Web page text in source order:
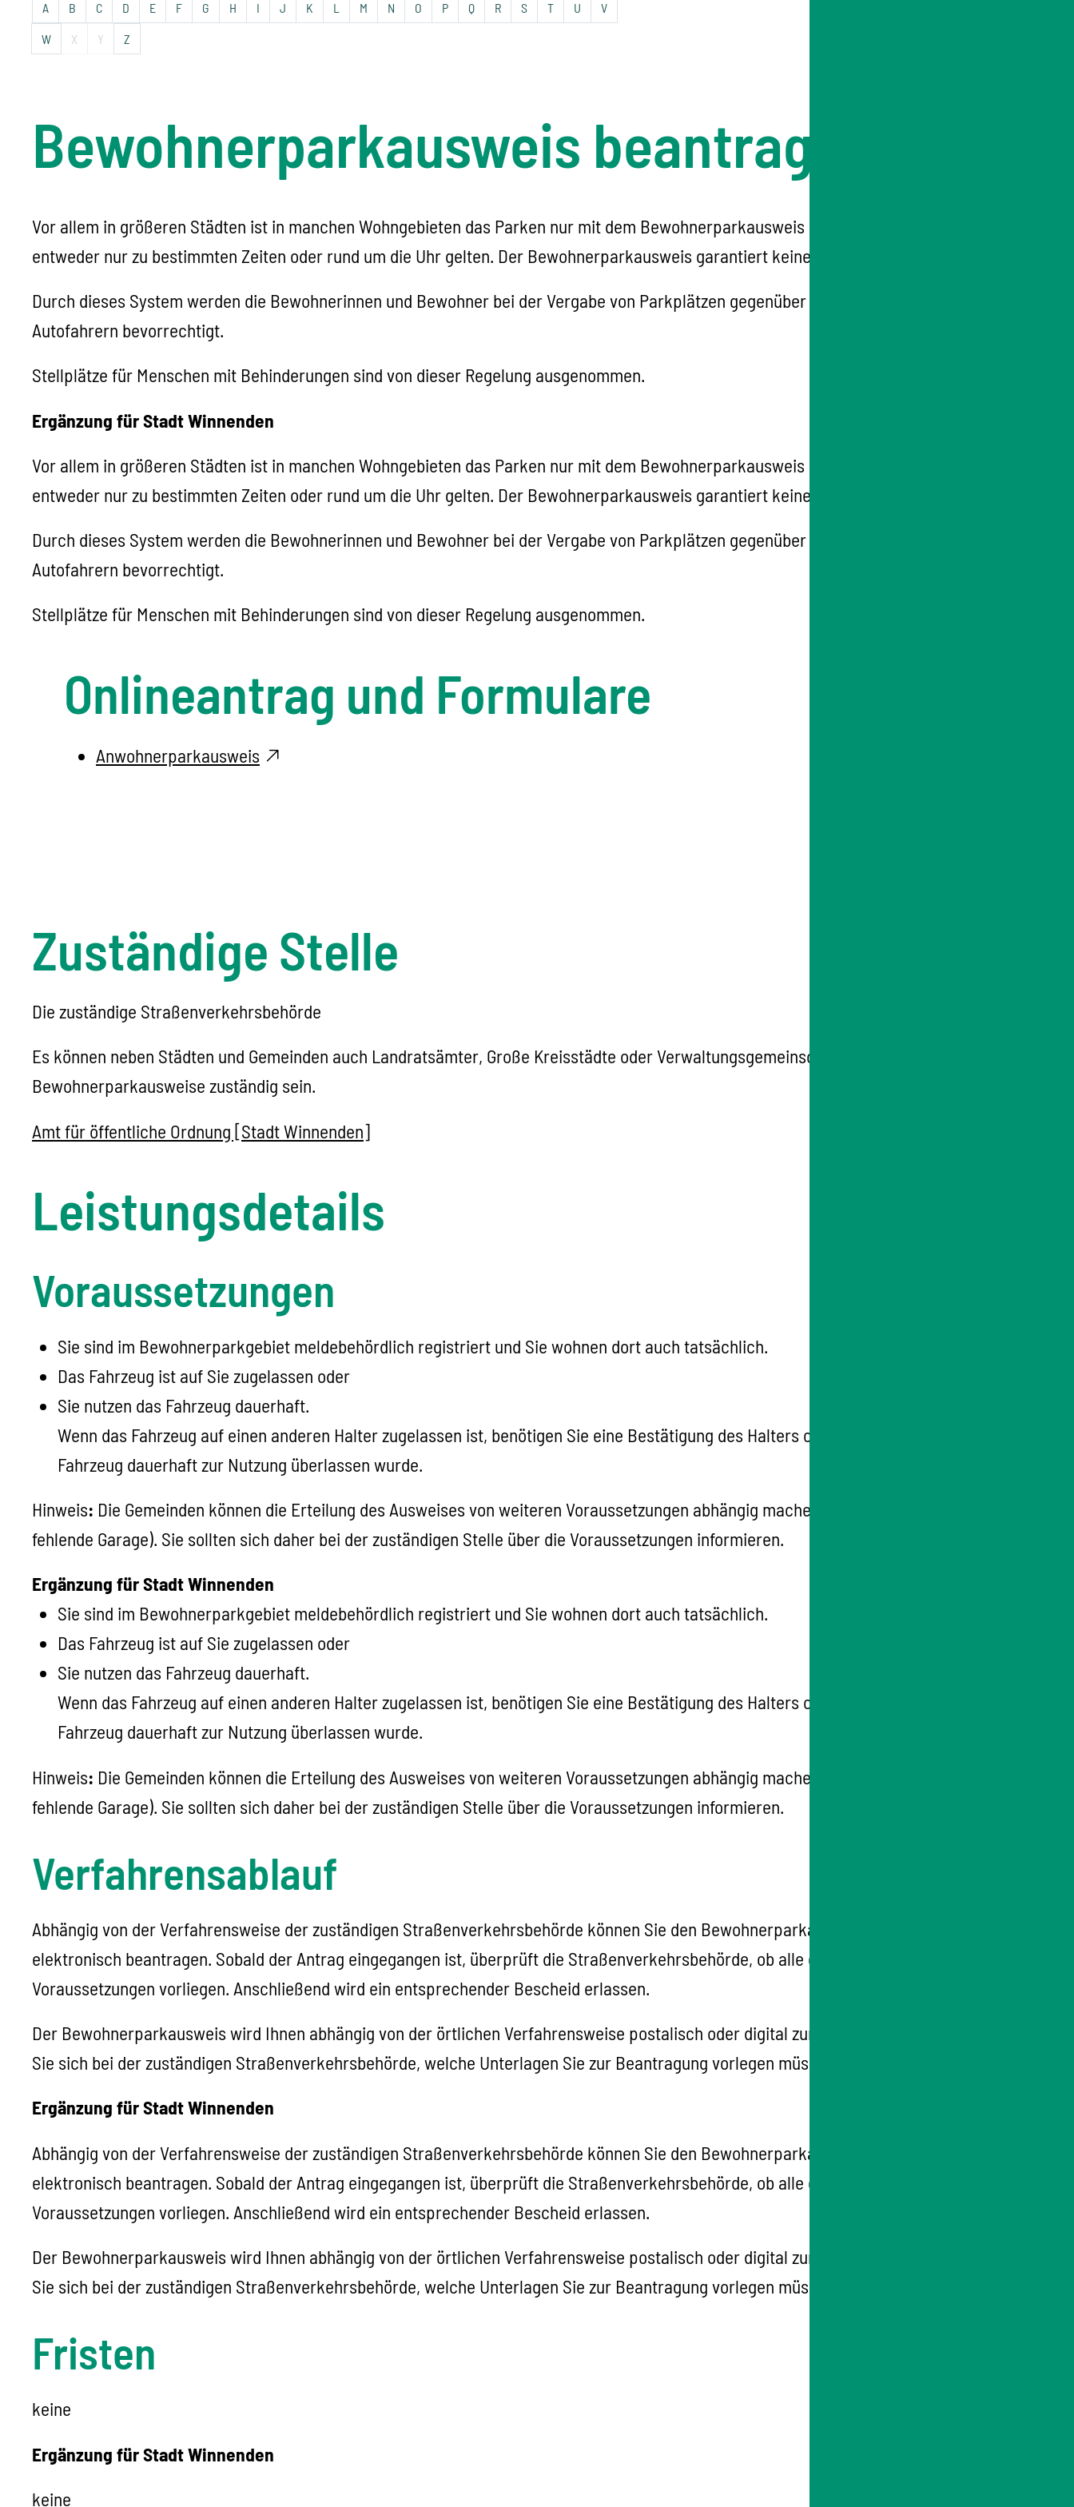
A B C D E F G H I J K L M N O P Q R S T U V
W X Y Z
Bewohnerparkausweis beantragen
Vor allem in größeren Städten ist in manchen Wohngebieten das Parken nur mit dem Bewohnerparkausweis erlaubt. Die Parkerlaubnis kann
entweder nur zu bestimmten Zeiten oder rund um die Uhr gelten. Der Bewohnerparkausweis garantiert keinen festen Stellplatz.
Durch dieses System werden die Bewohnerinnen und Bewohner bei der Vergabe von Parkplätzen gegenüber anderen Autofahrerinnen und
Autofahrern bevorrechtigt.
Stellplätze für Menschen mit Behinderungen sind von dieser Regelung ausgenommen.
Ergänzung für Stadt Winnenden
Vor allem in größeren Städten ist in manchen Wohngebieten das Parken nur mit dem Bewohnerparkausweis erlaubt. Die Parkerlaubnis kann
entweder nur zu bestimmten Zeiten oder rund um die Uhr gelten. Der Bewohnerparkausweis garantiert keinen festen Stellplatz.
Durch dieses System werden die Bewohnerinnen und Bewohner bei der Vergabe von Parkplätzen gegenüber anderen Autofahrerinnen und
Autofahrern bevorrechtigt.
Stellplätze für Menschen mit Behinderungen sind von dieser Regelung ausgenommen.
Onlineantrag und Formulare
Anwohnerparkausweis
Zuständige Stelle
Die zuständige Straßenverkehrsbehörde
Es können neben Städten und Gemeinden auch Landratsämter, Große Kreisstädte oder Verwaltungsgemeinschaften für die Ausstellung der
Bewohnerparkausweise zuständig sein.
Amt für öffentliche Ordnung [Stadt Winnenden]
Leistungsdetails
Voraussetzungen
Sie sind im Bewohnerparkgebiet meldebehördlich registriert und Sie wohnen dort auch tatsächlich.
Das Fahrzeug ist auf Sie zugelassen oder
Sie nutzen das Fahrzeug dauerhaft.
Wenn das Fahrzeug auf einen anderen Halter zugelassen ist, benötigen Sie eine Bestätigung des Halters oder der Halterin, dass Ihnen das
Fahrzeug dauerhaft zur Nutzung überlassen wurde.
Hinweis: Die Gemeinden können die Erteilung des Ausweises von weiteren Voraussetzungen abhängig machen (zum Beispiel Hauptwohnsitz,
fehlende Garage). Sie sollten sich daher bei der zuständigen Stelle über die Voraussetzungen informieren.
Ergänzung für Stadt Winnenden
Sie sind im Bewohnerparkgebiet meldebehördlich registriert und Sie wohnen dort auch tatsächlich.
Das Fahrzeug ist auf Sie zugelassen oder
Sie nutzen das Fahrzeug dauerhaft.
Wenn das Fahrzeug auf einen anderen Halter zugelassen ist, benötigen Sie eine Bestätigung des Halters oder der Halterin, dass Ihnen das
Fahrzeug dauerhaft zur Nutzung überlassen wurde.
Hinweis: Die Gemeinden können die Erteilung des Ausweises von weiteren Voraussetzungen abhängig machen (zum Beispiel Hauptwohnsitz,
fehlende Garage). Sie sollten sich daher bei der zuständigen Stelle über die Voraussetzungen informieren.
Verfahrensablauf
Abhängig von der Verfahrensweise der zuständigen Straßenverkehrsbehörde können Sie den Bewohnerparkausweis schriftlich oder
elektronisch beantragen. Sobald der Antrag eingegangen ist, überprüft die Straßenverkehrsbehörde, ob alle erforderlichen Unterlagen und
Voraussetzungen vorliegen. Anschließend wird ein entsprechender Bescheid erlassen.
Der Bewohnerparkausweis wird Ihnen abhängig von der örtlichen Verfahrensweise postalisch oder digital zur Verfügung gestellt. Erkundigen
Sie sich bei der zuständigen Straßenverkehrsbehörde, welche Unterlagen Sie zur Beantragung vorlegen müssen.
Ergänzung für Stadt Winnenden
Abhängig von der Verfahrensweise der zuständigen Straßenverkehrsbehörde können Sie den Bewohnerparkausweis schriftlich oder
elektronisch beantragen. Sobald der Antrag eingegangen ist, überprüft die Straßenverkehrsbehörde, ob alle erforderlichen Unterlagen und
Voraussetzungen vorliegen. Anschließend wird ein entsprechender Bescheid erlassen.
Der Bewohnerparkausweis wird Ihnen abhängig von der örtlichen Verfahrensweise postalisch oder digital zur Verfügung gestellt. Erkundigen
Sie sich bei der zuständigen Straßenverkehrsbehörde, welche Unterlagen Sie zur Beantragung vorlegen müssen.
Fristen
keine
Ergänzung für Stadt Winnenden
keine